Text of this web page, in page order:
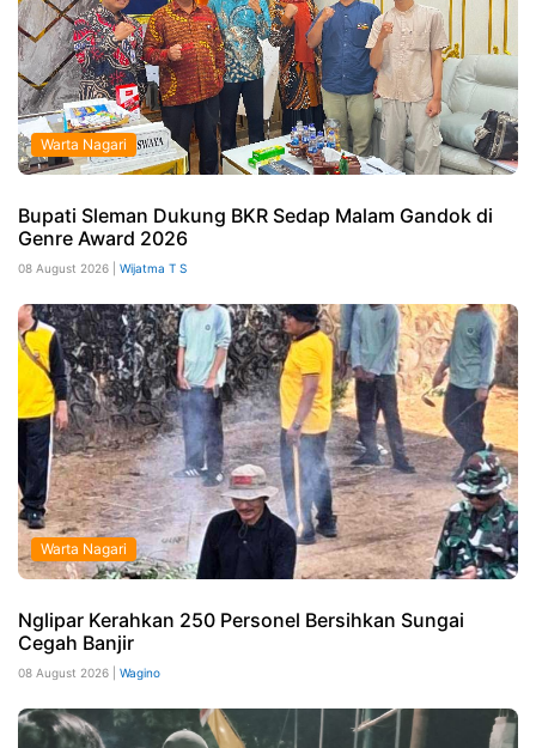
Warta Nagari
Bupati Sleman Dukung BKR Sedap Malam Gandok di
Genre Award 2026
08 August 2026 | Wijatma T S
Warta Nagari
Nglipar Kerahkan 250 Personel Bersihkan Sungai
Cegah Banjir
08 August 2026 | Wagino